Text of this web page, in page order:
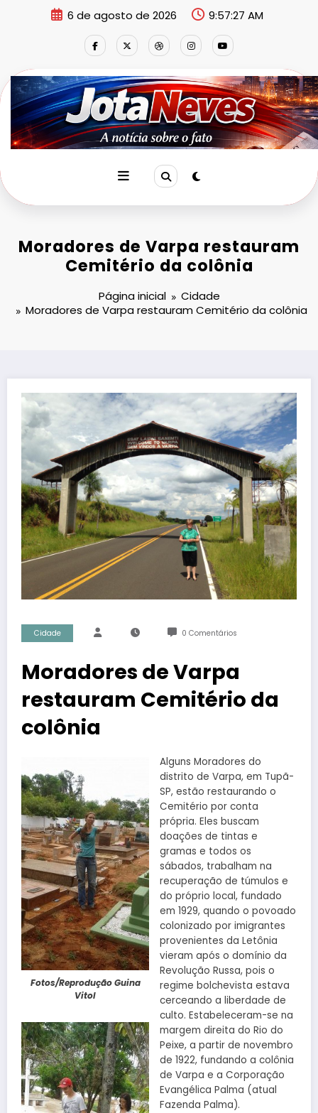
6 de agosto de 2026 9:57:27 AM
Moradores de Varpa restauram
Cemitério da colônia
Página inicial
Cidade
Moradores de Varpa restauram Cemitério da colônia
Cidade 0 Comentários
Moradores de Varpa
restauram Cemitério da
colônia
Fotos/Reprodução Guina
Vitol
Alguns Moradores do
distrito de Varpa, em Tupã-
SP, estão restaurando o
Cemitério por conta
própria. Eles buscam
doações de tintas e
gramas e todos os
sábados, trabalham na
recuperação de túmulos e
do próprio local, fundado
em 1929, quando o povoado
colonizado por imigrantes
provenientes da Letônia
vieram após o domínio da
Revolução Russa, pois o
regime bolchevista estava
cerceando a liberdade de
culto. Estabeleceram-se na
margem direita do Rio do
Peixe, a partir de novembro
de 1922, fundando a colônia
de Varpa e a Corporação
Evangélica Palma (atual
Fazenda Palma).